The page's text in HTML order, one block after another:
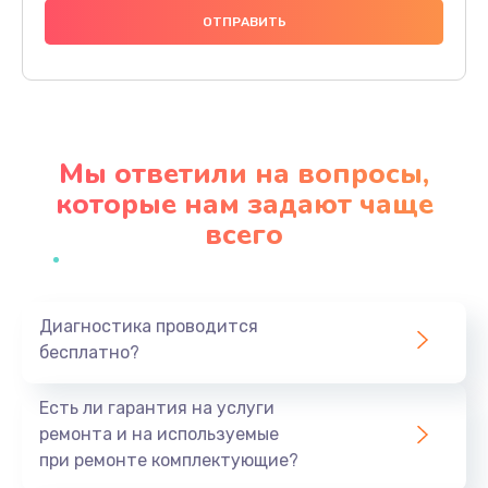
790 руб.
Заказать
Замена задней крышки
Заказать
Мы ответили на вопросы,
которые нам задают чаще
всего
Диагностика проводится
бесплатно?
Есть ли гарантия на услуги
ремонта и на используемые
при ремонте комплектующие?